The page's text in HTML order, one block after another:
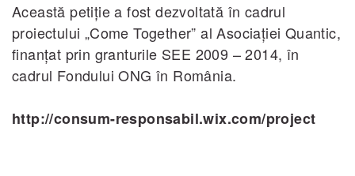
Această petiţie a fost dezvoltată în cadrul
proiectului „Come Together” al Asociaţiei Quantic,
finanţat prin granturile SEE 2009 – 2014, în
cadrul Fondului ONG în România.
http://consum-responsabil.wix.com/project